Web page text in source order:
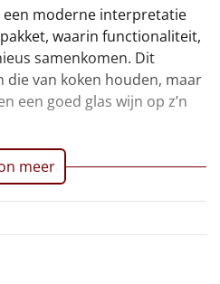
moderne interpretatie
waarin functionaliteit,
samenkomen. Dit
die van koken houden, maar
een goed glas wijn op z’n
meer